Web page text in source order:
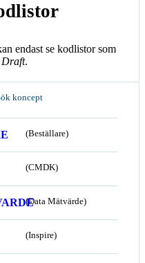
endast se kodlistor som
Draft.
koncept
(Beställare)
(CMDK)
(Data Mätvärde)
(Inspire)